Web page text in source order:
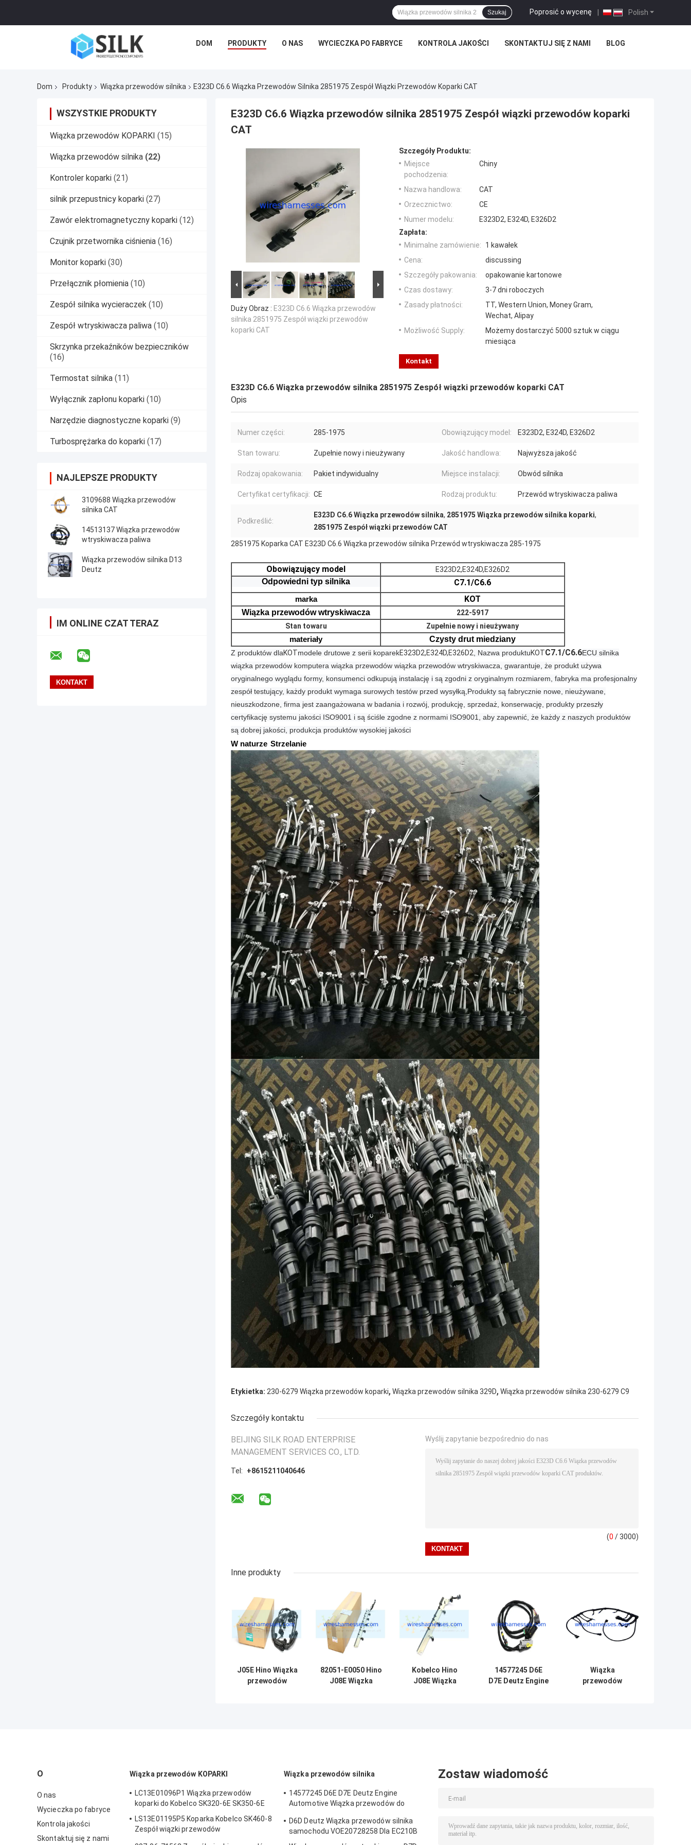
Polish
Poprosić o wycenę |
Szukaj
DOM PRODUKTY O NAS WYCIECZKA PO FABRYCE KONTROLA JAKOŚCI SKONTAKTUJ SIĘ Z NAMI BLOG
Dom Produkty Wiązka przewodów silnika E323D C6.6 Wiązka Przewodów Silnika 2851975 Zespół Wiązki Przewodów Koparki CAT
WSZYSTKIE PRODUKTY
Wiązka przewodów KOPARKI (15)
Wiązka przewodów silnika (22)
Kontroler koparki (21)
silnik przepustnicy koparki (27)
Zawór elektromagnetyczny koparki (12)
Czujnik przetwornika ciśnienia (16)
Monitor koparki (30)
Przełącznik płomienia (10)
Zespół silnika wycieraczek (10)
Zespół wtryskiwacza paliwa (10)
Skrzynka przekaźników bezpieczników
(16)
Termostat silnika (11)
Wyłącznik zapłonu koparki (10)
Narzędzie diagnostyczne koparki (9)
Turbosprężarka do koparki (17)
NAJLEPSZE PRODUKTY
3109688 Wiązka przewodów
silnika CAT
14513137 Wiązka przewodów
wtryskiwacza paliwa
Wiązka przewodów silnika D13
Deutz
IM ONLINE CZAT TERAZ
E323D C6.6 Wiązka przewodów silnika 2851975 Zespół wiązki przewodów koparki
CAT
Duży Obraz : E323D C6.6 Wiązka przewodów
silnika 2851975 Zespół wiązki przewodów
koparki CAT
Szczegóły Produktu:
Miejsce
pochodzenia:
Chiny
Nazwa handlowa:
CAT
Orzecznictwo:
CE
Numer modelu:
E323D2, E324D, E326D2
Zapłata:
Minimalne zamówienie:
1 kawałek
Cena:
discussing
Szczegóły pakowania:
opakowanie kartonowe
Czas dostawy:
3-7 dni roboczych
Zasady płatności:
TT, Western Union, Money Gram,
Wechat, Alipay
Możliwość Supply:
Możemy dostarczyć 5000 sztuk w ciągu
miesiąca
Kontakt
E323D C6.6 Wiązka przewodów silnika 2851975 Zespół wiązki przewodów koparki CAT
Opis
Numer części: 285-1975 Obowiązujący model: E323D2, E324D, E326D2
Stan towaru: Zupełnie nowy i nieużywany Jakość handlowa: Najwyższa jakość
Rodzaj opakowania: Pakiet indywidualny Miejsce instalacji: Obwód silnika
Certyfikat certyfikacji: CE Rodzaj produktu: Przewód wtryskiwacza paliwa
Podkreślić:
E323D C6.6 Wiązka przewodów silnika, 2851975 Wiązka przewodów silnika koparki,
2851975 Zespół wiązki przewodów CAT
2851975 Koparka CAT E323D C6.6 Wiązka przewodów silnika Przewód wtryskiwacza 285-1975
Obowiązujący model E323D2,E324D,E326D2
Odpowiedni typ silnika C7.1/C6.6
marka KOT
Wiązka przewodów wtryskiwacza
222-5917
Stan towaru
Zupełnie nowy i nieużywany
materiały Czysty drut miedziany
Z produktów dlaKOTmodele drutowe z serii koparekE323D2,E324D,E326D2, Nazwa produktuKOTC7.1/C6.6ECU silnika
wiązka przewodów komputera wiązka przewodów wiązka przewodów wtryskiwacza, gwarantuje, że produkt używa
oryginalnego wyglądu formy, konsumenci odkupują instalację i są zgodni z oryginalnym rozmiarem, fabryka ma profesjonalny
zespół testujący, każdy produkt wymaga surowych testów przed wysyłką,Produkty są fabrycznie nowe, nieużywane,
nieuszkodzone, firma jest zaangażowana w badania i rozwój, produkcję, sprzedaż, konserwację, produkty przeszły
certyfikację systemu jakości ISO9001 i są ściśle zgodne z normami ISO9001, aby zapewnić, że każdy z naszych produktów
są dobrej jakości, produkcja produktów wysokiej jakości
W naturze Strzelanie
Etykietka: 230-6279 Wiązka przewodów koparki, Wiązka przewodów silnika 329D, Wiązka przewodów silnika 230-6279 C9
Szczegóły kontaktu
BEIJING SILK ROAD ENTERPRISE
MANAGEMENT SERVICES CO., LTD.
Tel: +8615211040646
Wyślij zapytanie bezpośrednio do nas
(0 / 3000)
Inne produkty
J05E Hino Wiązka
przewodów
82051-E0050 Hino
J08E Wiązka
Kobelco Hino
J08E Wiązka
14577245 D6E
D7E Deutz Engine
Wiązka
przewodów
O
O nas
Wycieczka po fabryce
Kontrola jakości
Skontaktuj się z nami
Wiązka przewodów KOPARKI
LC13E01096P1 Wiązka przewodów
koparki do Kobelco SK320-6E SK350-6E
LS13E01195P5 Koparka Kobelco SK460-8
Zespół wiązki przewodów
Wiązka przewodów silnika
14577245 D6E D7E Deutz Engine
Automotive Wiązka przewodów do
D6D Deutz Wiązka przewodów silnika
samochodu VOE20728258 Dla EC210B
Zostaw wiadomość